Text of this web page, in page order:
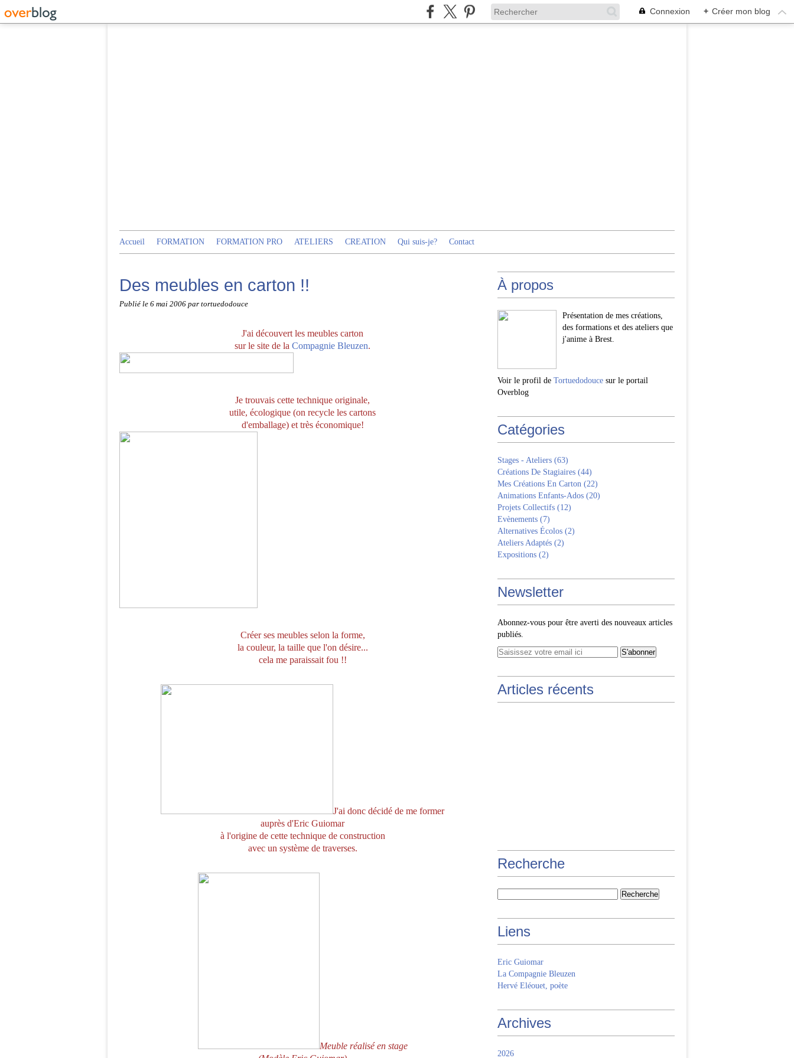
Connexion + Créer mon blog
Accueil FORMATION FORMATION PRO ATELIERS CREATION Qui suis-je? Contact
Des meubles en carton !!
Publié le 6 mai 2006 par tortuedodouce
J'ai découvert les meubles carton
sur le site de la Compagnie Bleuzen.
Je trouvais cette technique originale,
utile, écologique (on recycle les cartons
d'emballage) et très économique!
Créer ses meubles selon la forme,
la couleur, la taille que l'on désire...
cela me paraissait fou !!
J'ai donc décidé de me former
auprès d'Eric Guiomar
à l'origine de cette technique de construction
avec un système de traverses.
Meuble réalisé en stage
À propos
Présentation de mes créations,
des formations et des ateliers que
j'anime à Brest.
Voir le profil de Tortuedodouce sur le portail
Overblog
Catégories
Stages - Ateliers (63)
Créations De Stagiaires (44)
Mes Créations En Carton (22)
Animations Enfants-Ados (20)
Projets Collectifs (12)
Evènements (7)
Alternatives Écolos (2)
Ateliers Adaptés (2)
Expositions (2)
Newsletter
Abonnez-vous pour être averti des nouveaux articles
publiés.
Articles récents
Recherche
Liens
Eric Guiomar
La Compagnie Bleuzen
Hervé Eléouet, poète
Archives
2026